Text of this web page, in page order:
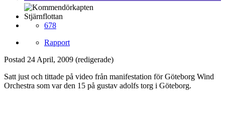
Stjärnflottan
678
Rapport
Postad 24 April, 2009 (redigerade)
Satt just och tittade på video från manifestation för Göteborg Wind
Orchestra som var den 15 på gustav adolfs torg i Göteborg.